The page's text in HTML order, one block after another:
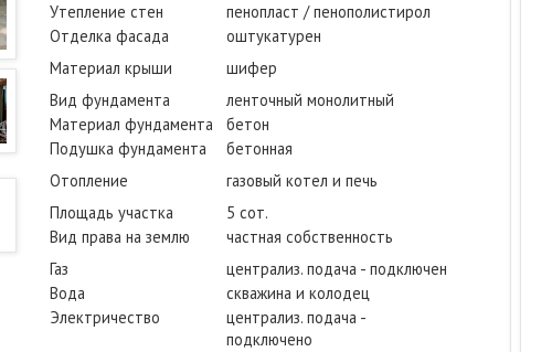
Утепление стен
пенопласт / пенополистирол
Отделка фасада
оштукатурен
Материал крыши
шифер
Вид фундамента
ленточный монолитный
Материал фундамента
бетон
Подушка фундамента
бетонная
Отопление
газовый котел и печь
Площадь участка
5 сот.
Вид права на землю
частная собственность
Газ
централиз. подача - подключен
Вода
скважина и колодец
Электричество
централиз. подача -
подключено